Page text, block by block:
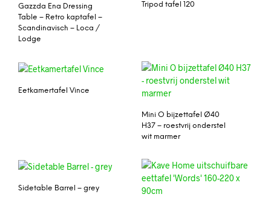
Gazzda Ena Dressing
Table – Retro kaptafel –
Scandinavisch – Loca /
Lodge
Tripod tafel 120
Eetkamertafel Vince
Mini O bijzettafel Ø40
H37 – roestvrij onderstel
wit marmer
Sidetable Barrel – grey